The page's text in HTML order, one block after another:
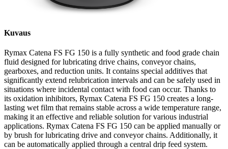
Kuvaus
Rymax Catena FS FG 150 is a fully synthetic and food grade chain
fluid designed for lubricating drive chains, conveyor chains,
gearboxes, and reduction units. It contains special additives that
significantly extend relubrication intervals and can be safely used in
situations where incidental contact with food can occur. Thanks to
its oxidation inhibitors, Rymax Catena FS FG 150 creates a long-
lasting wet film that remains stable across a wide temperature range,
making it an effective and reliable solution for various industrial
applications. Rymax Catena FS FG 150 can be applied manually or
by brush for lubricating drive and conveyor chains. Additionally, it
can be automatically applied through a central drip feed system.